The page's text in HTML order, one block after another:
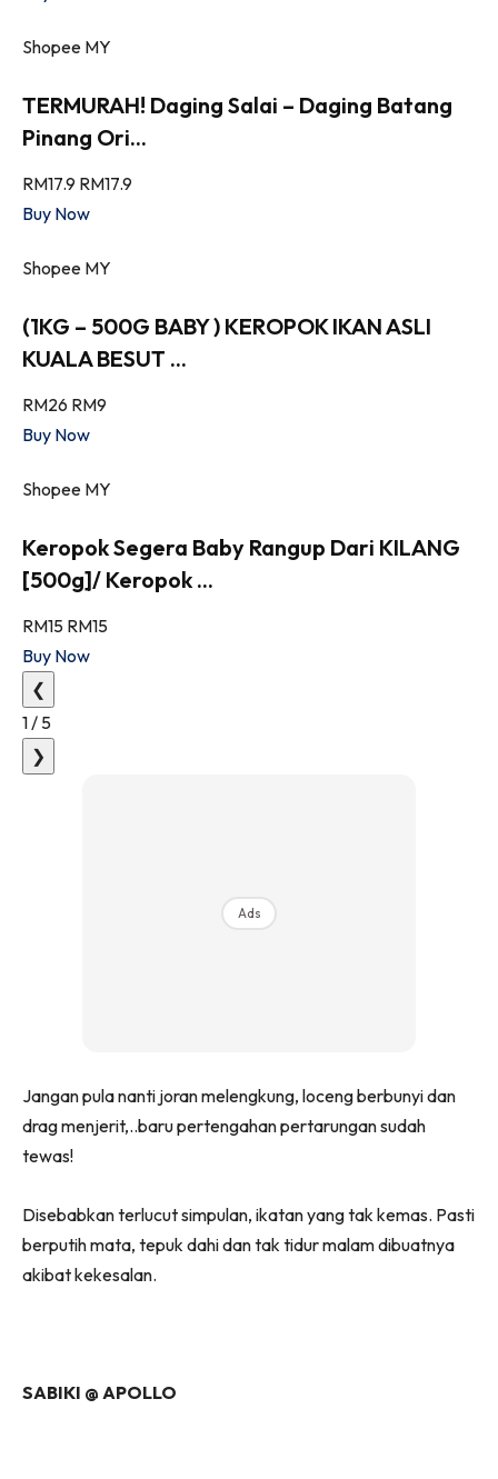
Shopee MY
TERMURAH! Daging Salai – Daging Batang
Pinang Ori...
RM17.9 RM17.9
Buy Now
Shopee MY
(1KG – 500G BABY ) KEROPOK IKAN ASLI
KUALA BESUT ...
RM26 RM9
Buy Now
Shopee MY
Keropok Segera Baby Rangup Dari KILANG
[500g]/ Keropok ...
RM15 RM15
Buy Now
❮
1 / 5
❯
Ads
Jangan pula nanti joran melengkung, loceng berbunyi dan
drag menjerit,..baru pertengahan pertarungan sudah
tewas!
Disebabkan terlucut simpulan, ikatan yang tak kemas. Pasti
berputih mata, tepuk dahi dan tak tidur malam dibuatnya
akibat kekesalan.
SABIKI @ APOLLO